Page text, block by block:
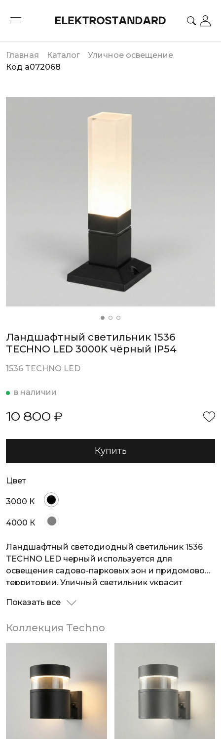
Главная Каталог
Уличное освещение
Код a072068
Ландшафтный светильник 1536
TECHNO LED 3000K чёрный IP54
1536 TECHNO LED
в наличии
10 800 ₽
Купить
Цвет
3000 К
4000 К
Ландшафтный светодиодный светильник 1536
TECHNO LED черный используется для
освещения садово-парковых зон и придомовой
территории. Уличный светильник украсит
дорожки в вечернее или ночное время
защиты от пыли и влаги IP54, предназначен для
уличного использования и может стабильно
Ландшафтный светодиодный светильник
применяется в качестве декоративной
подсветки и позволяет создать эффектное
функциональное освещение на дачных участках,
в парках и скверах.
Показать все
Коллекция Techno